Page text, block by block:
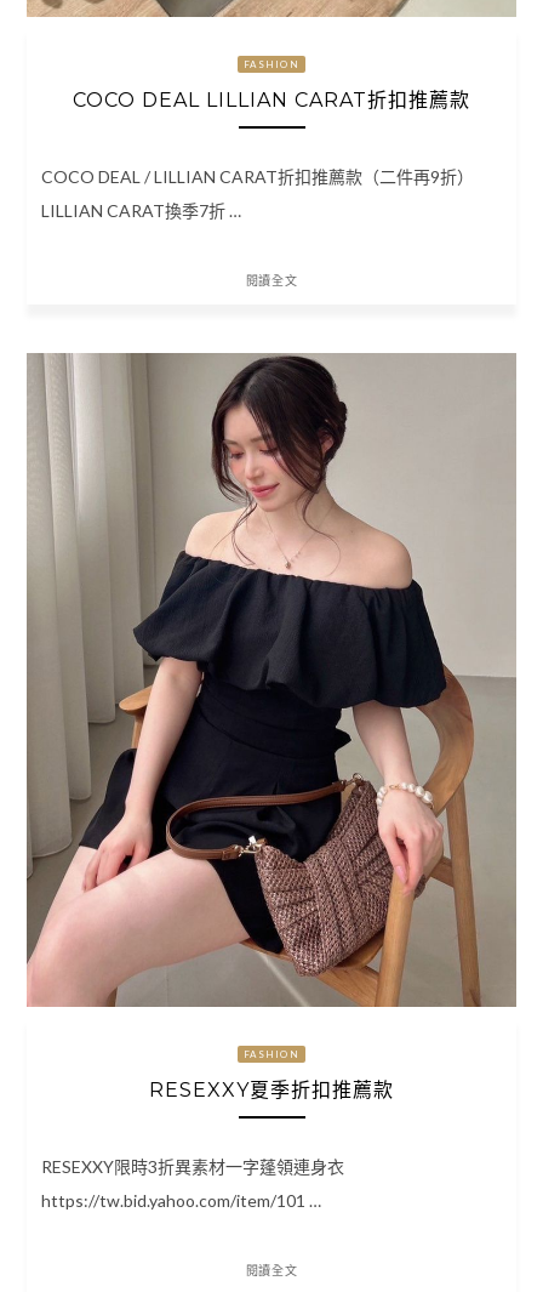
FASHION
COCO DEAL LILLIAN CARAT折扣推薦款
COCO DEAL / LILLIAN CARAT折扣推薦款（二件再9折）
LILLIAN CARAT換季7折 …
閱讀全文
FASHION
RESEXXY夏季折扣推薦款
RESEXXY限時3折異素材一字蓬領連身衣
https://tw.bid.yahoo.com/item/101 …
閱讀全文